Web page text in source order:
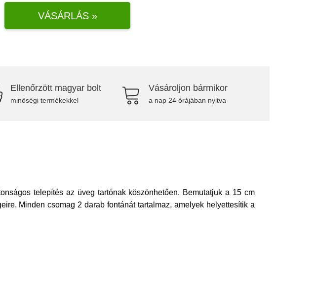
VÁSÁRLÁS »
Ellenőrzött magyar bolt
minőségi termékekkel
Vásároljon bármikor
a nap 24 órájában nyitva
telepítés az üveg tartónak köszönhetően. Bemutatjuk a 15 cm
Minden csomag 2 darab fontánát tartalmaz, amelyek helyettesítik a